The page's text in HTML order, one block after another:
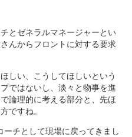
とゼネラルマネージャーとい
んからフロントに対する要求
しい、こうしてほしいという
ではないし、淡々と物事を進
論理的に考える部分と、先ほ
ですね。
チとして現場に戻ってきまし